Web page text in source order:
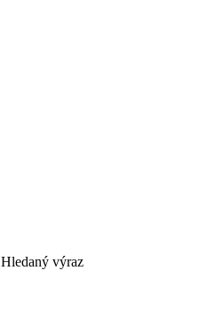
Hledaný výraz